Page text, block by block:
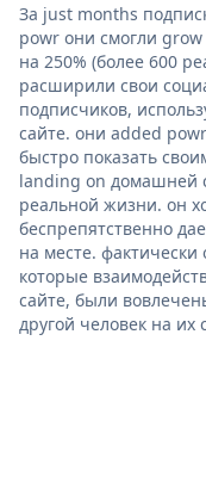
За just months
powr они смогли
на 250% (более 600
расширили свои
подписчиков,
сайте. они added
быстро показать
landing on домашней
реальной жизни. он
беспрепятственно
на месте.
которые
сайте, были
другой человек на их